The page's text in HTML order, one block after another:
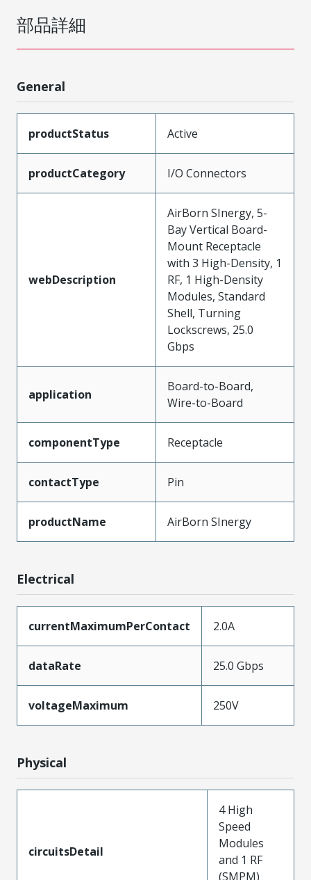
部品詳細
General
productStatus Active
productCategory I/O Connectors
webDescription
AirBorn SInergy, 5-
Bay Vertical Board-
Mount Receptacle
with 3 High-Density, 1
RF, 1 High-Density
Modules, Standard
Shell, Turning
Lockscrews, 25.0
Gbps
application
Board-to-Board,
Wire-to-Board
componentType Receptacle
contactType Pin
productName AirBorn SInergy
Electrical
currentMaximumPerContact 2.0A
dataRate 25.0 Gbps
voltageMaximum 250V
Physical
circuitsDetail
4 High
Speed
Modules
and 1 RF
(SMPM)